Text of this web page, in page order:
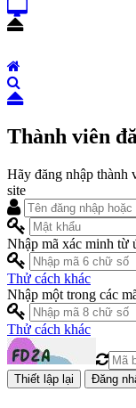
Thành viên
Hãy đăng nhập thành
site
Nhập mã xác minh từ
Thử cách khác
Nhập một trong các
Thử cách khác
Đăng